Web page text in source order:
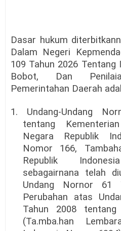
Dasar hukum
Dalam Negeri
109 Tahun 2026 Tentang
Bobot, Dan
Pemerintahan Daerah
1. Undang-Undang
tentang
Negara Republik
Nomor 166,
Republik
sebagairnana telah
Undang Nornor 61
Perubahan atas
Tahun 2008 tentang
(Ta.mba.han